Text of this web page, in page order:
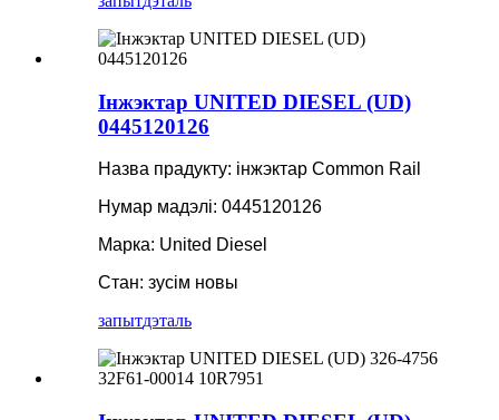
Інжэктар UNITED DIESEL (UD)
0445120126
Назва прадукту: інжэктар Common Rail
Нумар мадэлі: 0445120126
Марка: United Diesel
Стан: зусім новы
запытдэталь